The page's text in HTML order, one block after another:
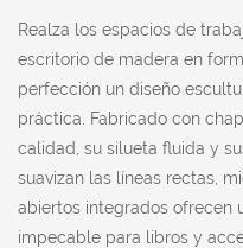
Realza los espacios de
escritorio de madera en
perfección un diseño
práctica. Fabricado con
calidad, su silueta fluida y
suavizan las líneas rectas,
abiertos integrados ofrecen
impecable para libros y